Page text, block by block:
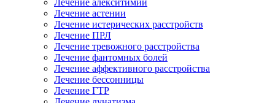
Лечение алекситимии
Лечение астении
Лечение истерических расстройств
Лечение ПРЛ
Лечение тревожного расстройства
Лечение фантомных болей
Лечение аффективного расстройства
Лечение бессонницы
Лечение ГТР